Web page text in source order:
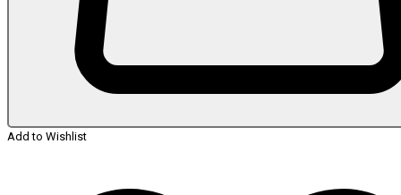
Add to Wishlist